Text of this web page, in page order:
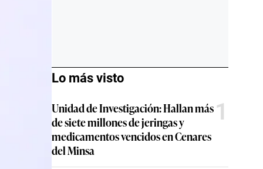
Lo más visto
Unidad de Investigación: Hallan más
de siete millones de jeringas y
medicamentos vencidos en Cenares
del Minsa
1